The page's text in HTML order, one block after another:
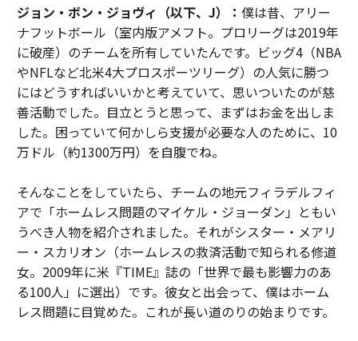
ジョン・ボン・ジョヴィ（以下、J）： 僕は昔、アリー
ナフットボール（室内版アメフト。プロリーグは2019年
に破産）のチームを所有していたんです。ビッグ4（NBA
やNFLなど北米4大プロスポーツリーグ）の人気に勝つ
にはどうすればいいかと考えていて、思いついたのが慈
善活動でした。目立とうと思って、まずはお金を出しま
した。困っていて何かしら支援が必要な人のために、10
万ドル（約1300万円）を自腹でね。
そんなことをしていたら、チームの地元フィラデルフィ
アで「ホームレス問題のマイケル・ジョーダン」ともい
うべき人物を紹介されました。それがシスター・メアリ
ー・スカリオン（ホームレスの救済活動で知られる修道
女。2009年に米『TIME』誌の「世界で最も影響力のあ
る100人」に選出）です。彼女と出会って、僕はホーム
レス問題に目覚めた。これが長い道のりの始まりです。